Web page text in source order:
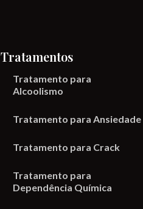
Tratamentos
Tratamento para
Alcoolismo
Tratamento para Ansiedade
Tratamento para Crack
Tratamento para
Dependência Química